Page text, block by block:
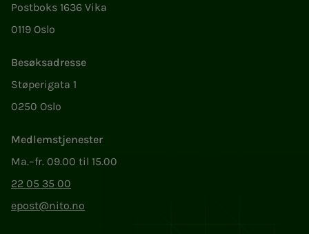
Postboks 1636 Vika
0119 Oslo
Besøksadresse
Støperigata 1
0250 Oslo
Medlemstjenester
Ma.–fr. 09.00 til 15.00
22 05 35 00
epost@nito.no